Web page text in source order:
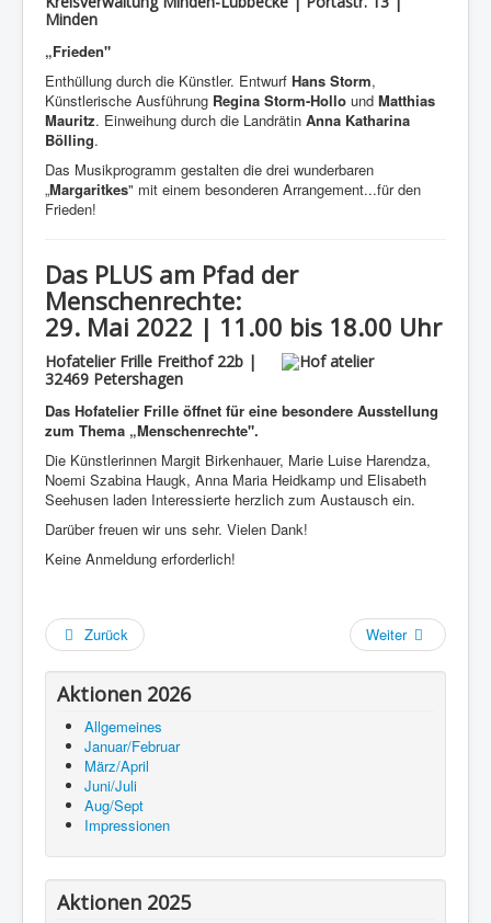
Minden
„Frieden"
Enthüllung durch die Künstler. Entwurf Hans Storm,
Künstlerische Ausführung Regina Storm-Hollo und Matthias
Mauritz. Einweihung durch die Landrätin Anna Katharina
Bölling.
Das Musikprogramm gestalten die drei wunderbaren
„Margaritkes" mit einem besonderen Arrangement...für den
Frieden!
Das PLUS am Pfad der
Menschenrechte:
29. Mai 2022 | 11.00 bis 18.00 Uhr
Hofatelier Frille Freithof 22b |
32469 Petershagen
Das Hofatelier Frille öffnet für eine besondere Ausstellung
zum Thema „Menschenrechte".
Die Künstlerinnen Margit Birkenhauer, Marie Luise Harendza,
Noemi Szabina Haugk, Anna Maria Heidkamp und Elisabeth
Seehusen laden Interessierte herzlich zum Austausch ein.
Darüber freuen wir uns sehr. Vielen Dank!
Keine Anmeldung erforderlich!
Zurück Weiter
Aktionen 2026
Allgemeines
Januar/Februar
März/April
Juni/Juli
Aug/Sept
Impressionen
Aktionen 2025